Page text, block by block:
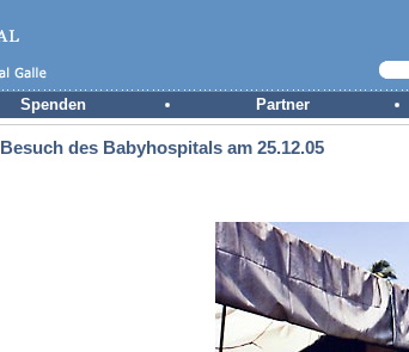
Spenden Partner
Besuch des Babyhospitals am 25.12.05